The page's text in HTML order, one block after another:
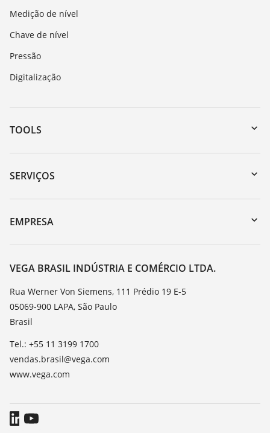
Medição de nível
Chave de nível
Pressão
Digitalização
TOOLS
Downloads
Busca por número de série
DTM Collection/PACTware
SERVIÇOS
Retorno do dispositivo
Suporte
Constantes dielétricas
EMPRESA
Sobre a VEGA
Contato
Noticias
Imprensa
Blog
VEGA BRASIL INDÚSTRIA E COMÉRCIO LTDA.
Rua Werner Von Siemens, 111 Prédio 19 E-5
05069-900 LAPA, São Paulo
Brasil
Tel.: +55 11 3199 1700
vendas.brasil@vega.com
www.vega.com